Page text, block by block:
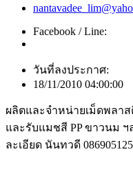
Facebook / Line:
วันที่ลงประกาศ:
18/11/2010 04:00:00
ผลิตและจำหน่ายเม็ดพลาส
และรับแมชสี PP ขาวนม
ละเอียด นันทวดี